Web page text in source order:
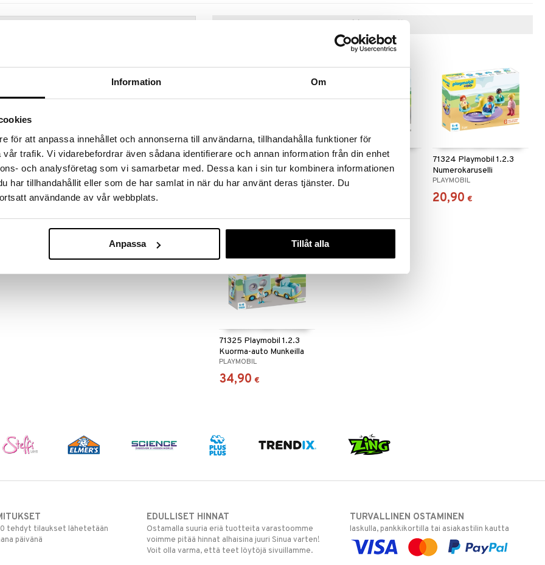
Information Om
för att anpassa innehållet och annonserna till användarna, tillhandahålla funktioner för
trafik. Vi vidarebefordrar även sådana identifierare och annan information från din enhet
och analysföretag som vi samarbetar med. Dessa kan i sin tur kombinera informationen
har tillhandahållit eller som de har samlat in när du har använt deras tjänster. Du
användande av vår webbplats.
Anpassa Tillåt alla
hinnoilla!
31.8.2026 asti mutta ole nopea -
voivat päästä loppumaan!
on monia ominaisuuksia pienille uteliaille
Kampeilla on myös salainen lisätoiminto:
tuodaan näiden kahvojen avulla askel askeleelta
itsestään alas liukumäestä. Syyn ja seurauksen
hienomotorisia taitoja ja tutustuttaa lapsen
Hahmojen ja istuimen yhdistäminen ja
Vinkkejä sinulle
71322 Playmobil 1.2.3
Keinuetana helistimellä
PLAYMOBIL
71323 Playmobil 1.2.3
Push & Go Car
PLAYMOBIL
71324 Playmobil 1.2.3
Numerokaruselli
PLAYMOBIL
20,90 €
71325 Playmobil 1.2.3
Kuorma-auto Munkeilla
PLAYMOBIL
34,90 €
tehdyt tilaukset lähetetään
päivänä
EDULLISET HINNAT
Ostamalla suuria eriä tuotteita varastoomme
voimme pitää hinnat alhaisina juuri Sinua varten!
Voit olla varma, että teet löytöjä sivuillamme.
TURVALLINEN OSTAMINEN
laskulla, pankkikortilla tai asiakastilin kautta